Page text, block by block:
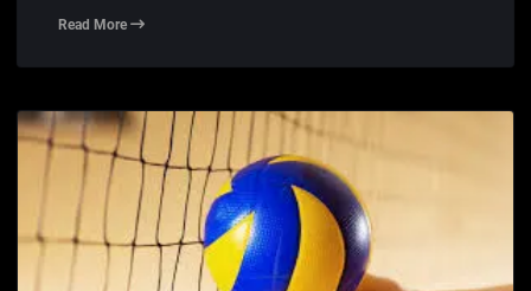
Read More